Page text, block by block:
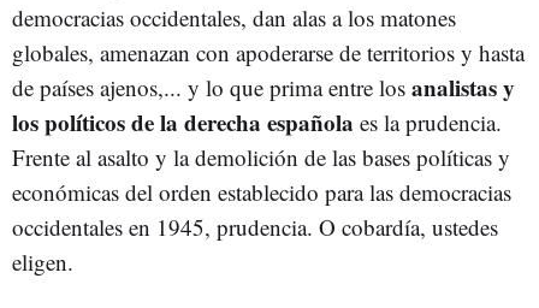
democracias occidentales, dan alas a los matones
globales, amenazan con apoderarse de territorios y hasta
de países ajenos,... y lo que prima entre los analistas y
los políticos de la derecha española es la prudencia.
Frente al asalto y la demolición de las bases políticas y
económicas del orden establecido para las democracias
occidentales en 1945, prudencia. O cobardía, ustedes
eligen.